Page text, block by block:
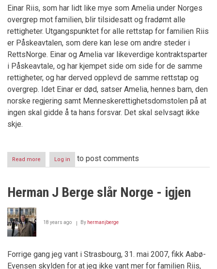
Einar Riis, som har lidt like mye som Amelia under Norges
overgrep mot familien, blir tilsidesatt og fradømt alle
rettigheter. Utgangspunktet for alle rettstap for familien Riis
er Påskeavtalen, som dere kan lese om andre steder i
RettsNorge. Einar og Amelia var likeverdige kontraktsparter
i Påskeavtale, og har kjempet side om side for de samme
rettigheter, og har derved opplevd de samme rettstap og
overgrep. Idet Einar er død, satser Amelia, hennes barn, den
norske regjering samt Menneskerettighetsdomstolen på at
ingen skal gidde å ta hans forsvar. Det skal selvsagt ikke
skje.
Read more
Klagen
-
v/Finansdepartementet
Log in to post comments
Herman J Berge slår Norge - igjen
18 years ago By hermanjberge
Forrige gang jeg vant i Strasbourg, 31. mai 2007, fikk Aabø-
Evensen skylden for at jeg ikke vant mer for familien Riis,